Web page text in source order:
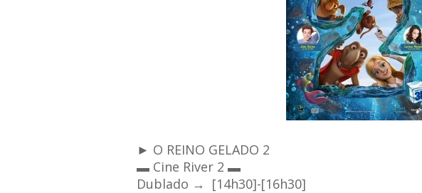
► O REINO GELADO 2
▬ Cine River 2 ▬
Dublado → [14h30]-[16h30]